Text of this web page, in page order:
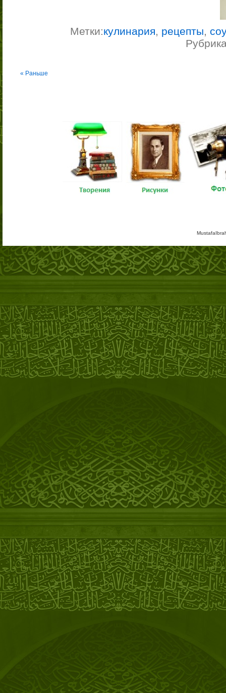
Метки:кулинария, рецепты,
« Раньше